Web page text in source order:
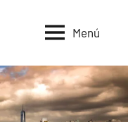
Menú